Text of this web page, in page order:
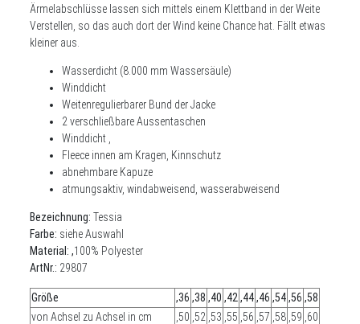
Ärmelabschlüsse lassen sich mittels einem Klettband in der Weite
Verstellen, so das auch dort der Wind keine Chance hat. Fällt etwas
kleiner aus.
Wasserdicht (8.000 mm Wassersäule)
Winddicht
Weitenregulierbarer Bund der Jacke
2 verschließbare Aussentaschen
Winddicht ,
Fleece innen am Kragen, Kinnschutz
abnehmbare Kapuze
atmungsaktiv, windabweisend, wasserabweisend
Bezeichnung:Tessia
Farbe: siehe Auswahl
Material: ,100% Polyester
ArtNr.: 29807
Größe ,36 ,38 ,40 ,42 ,44 ,46 ,54 ,56 ,58
von Achsel zu Achsel in cm
,50 ,52 ,53 ,55 ,56 ,57 ,58 ,59 ,60